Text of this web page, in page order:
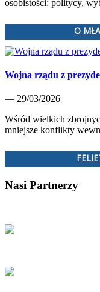
osobistości: politycy,
O
Wojna rządu z
— 29/03/2026
Wśród wielkich
mniejsze konflikty
Nasi Partnerzy